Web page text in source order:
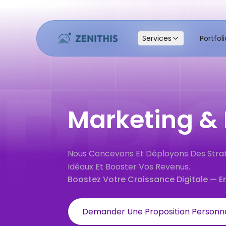
Services
Services
Marketing
Nous Concevons Et Déployons Des
Idéaux Et Booster Vos Revenus.
Boostez Votre Croissance Digitale —
Demander Une Proposition